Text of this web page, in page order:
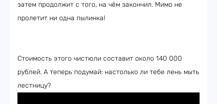
затем продолжит с того, на чём закончил. Мимо не
пролетит ни одна пылинка!
Стоимость этого чистюли составит около 140 000
рублей. А теперь подумай: настолько ли тебе лень мыть
лестницу?